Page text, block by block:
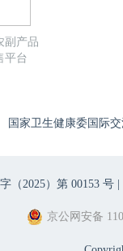
副产品
平台
国家卫生健康委国际
（2025）第 00153 号 |
京公网安备